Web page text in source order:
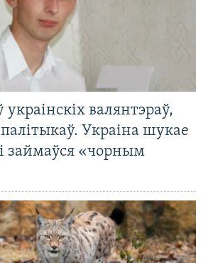
валянтэраў,
Украіна шукае
займаўся «чорным